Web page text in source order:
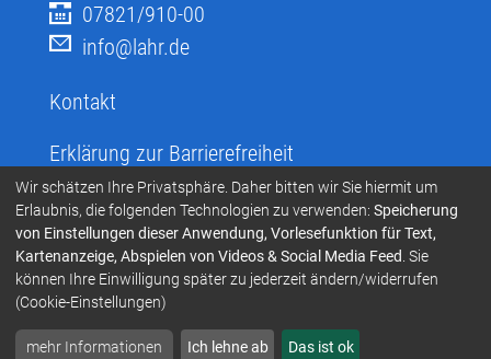
07821/910-00
info@lahr.de
Kontakt
Erklärung zur Barrierefreiheit
Infos zur Barrierefreiheit
Infos in leichter Sprache
Infos zur Gebärdensprache
Übersetzen und Vorlesen
Wir schätzen Ihre Privatsphäre. Daher bitten wir Sie hiermit um
Erlaubnis, die folgenden Technologien zu verwenden: Speicherung
von Einstellungen dieser Anwendung, Vorlesefunktion für Text,
Kartenanzeige, Abspielen von Videos & Social Media Feed. Sie
können Ihre Einwilligung später zu jederzeit ändern/widerrufen
(Cookie-Einstellungen)
mehr Informationen Ich lehne ab Das ist ok